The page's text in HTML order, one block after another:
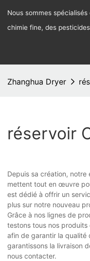
Nous sommes
chimie fine, des
Zhanghua Dryer
réservoir
Depuis sa création,
mettent tout en œuvre
est dédié à offrir un
plus sur notre nouveau
Grâce à nos lignes de
testons tous nos
afin de garantir la qualité
garantissons la livraison
nous contacter.